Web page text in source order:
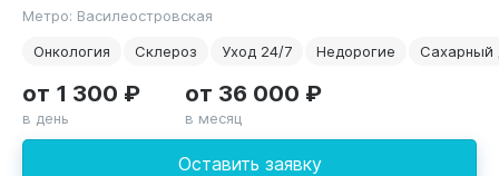
Метро: Василеостровская
Онкология
Склероз Уход 24/7 Недорогие Сахарный
Оставить заявку
от 1 300 ₽
в день
от 36 000 ₽
в месяц